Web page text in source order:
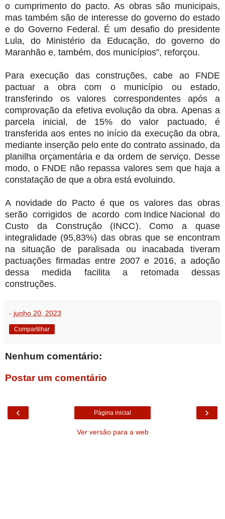
o cumprimento do pacto. As obras são municipais,
mas também são de interesse do governo do estado
e do Governo Federal. É um desafio do presidente
Lula, do Ministério da Educação, do governo do
Maranhão e, também, dos municípios”, reforçou.
Para execução das construções, cabe ao FNDE
pactuar a obra com o município ou estado,
transferindo os valores correspondentes após a
comprovação da efetiva evolução da obra. Apenas a
parcela inicial, de 15% do valor pactuado, é
transferida aos entes no início da execução da obra,
mediante inserção pelo ente do contrato assinado, da
planilha orçamentária e da ordem de serviço. Desse
modo, o FNDE não repassa valores sem que haja a
constatação de que a obra está evoluindo.
A novidade do Pacto é que os valores das obras
serão corrigidos de acordo com Indice Nacional do
Custo da Construção (INCC). Como a quase
integralidade (95,83%) das obras que se encontram
na situação de paralisada ou inacabada tiveram
pactuações firmadas entre 2007 e 2016, a adoção
dessa medida facilita a retomada dessas
construções.
- junho 20, 2023
Compartilhar
Nenhum comentário:
Postar um comentário
‹ ›
Página inicial
Ver versão para a web